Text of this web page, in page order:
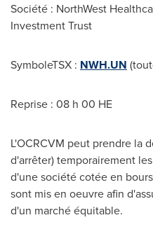
Société : NorthWest
Investment Trust
SymboleTSX : NWH.UN
Reprise : 08 h 00 HE
L'OCRCVM peut prendre la
d'arrêter) temporairement
d'une société cotée en
sont mis en oeuvre afin
d'un marché équitable.